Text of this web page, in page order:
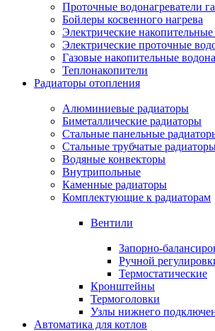
Проточные водонагреватели
Бойлеры косвенного нагрева
Электрические накопительные
Электрические проточные
Газовые накопительные
Теплонакопители
Радиаторы отопления
Алюминиевые радиаторы
Биметаллические радиаторы
Стальные панельные
Стальные трубчатые
Водяные конвекторы
Внутрипольные
Каменные радиаторы
Комплектующие к радиаторам
Вентили
Запорно-
Ручной
Термостатические
Кронштейны
Термоголовки
Узлы нижнего
Автоматика для котлов